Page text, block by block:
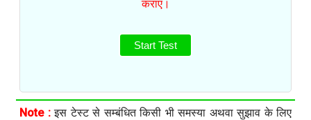
कराएं।
Start Test
Note :इस टेस्ट से सम्बंधित किसी भी समस्या अथवा सुझाव के लिए